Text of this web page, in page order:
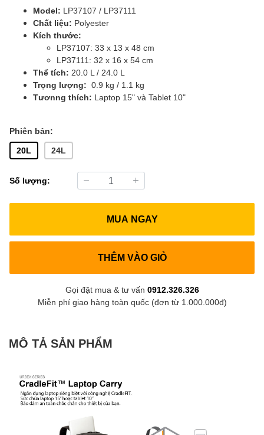
Model: LP37107 / LP37111
Chất liệu: Polyester
Kích thước:
LP37107: 33 x 13 x 48 cm
LP37111: 32 x 16 x 54 cm
Thể tích: 20.0 L / 24.0 L
Trọng lượng: 0.9 kg / 1.1 kg
Tươnng thích: Laptop 15" và Tablet 10"
Phiên bản:
20L
24L
Số lượng:
MUA NGAY
THÊM VÀO GIỎ
Gọi đặt mua & tư vấn 0912.326.326
Miễn phí giao hàng toàn quốc (đơn từ 1.000.000đ)
MÔ TẢ SẢN PHẨM